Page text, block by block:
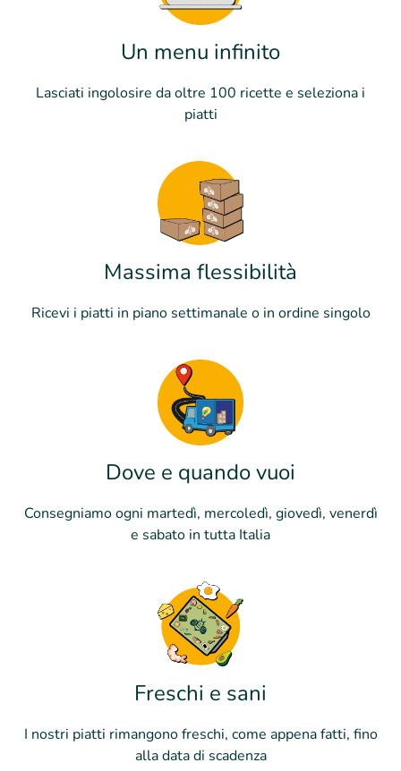
Un menu infinito
Lasciati ingolosire da oltre 100 ricette e seleziona i
piatti
Massima flessibilità
Ricevi i piatti in piano settimanale o in ordine singolo
Dove e quando vuoi
Consegniamo ogni martedì, mercoledì, giovedì, venerdì
e sabato in tutta Italia
Freschi e sani
I nostri piatti rimangono freschi, come appena fatti, fino
alla data di scadenza